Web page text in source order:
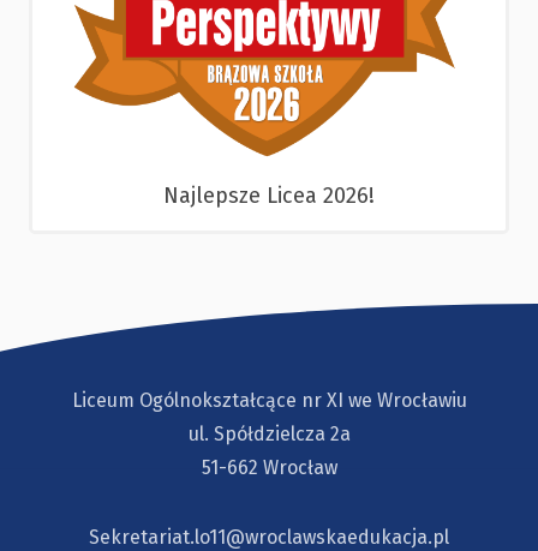
Najlepsze Licea 2026!
Liceum Ogólnokształcące nr XI we Wrocławiu
ul. Spółdzielcza 2a
51-662 Wrocław
Sekretariat.lo11@wroclawskaedukacja.pl